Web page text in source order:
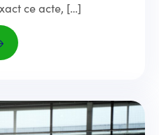
ce acte, […]